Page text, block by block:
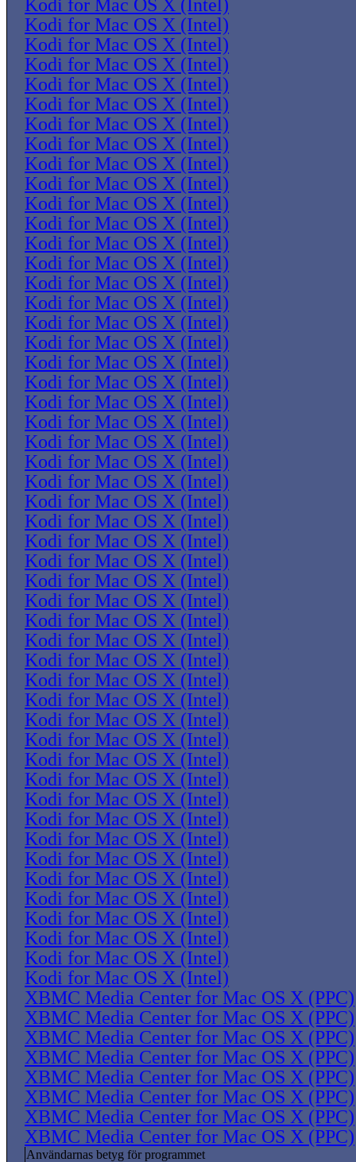
Kodi for Mac OS X (Intel)
Kodi for Mac OS X (Intel)
Kodi for Mac OS X (Intel)
Kodi for Mac OS X (Intel)
Kodi for Mac OS X (Intel)
Kodi for Mac OS X (Intel)
Kodi for Mac OS X (Intel)
Kodi for Mac OS X (Intel)
Kodi for Mac OS X (Intel)
Kodi for Mac OS X (Intel)
Kodi for Mac OS X (Intel)
Kodi for Mac OS X (Intel)
Kodi for Mac OS X (Intel)
Kodi for Mac OS X (Intel)
Kodi for Mac OS X (Intel)
Kodi for Mac OS X (Intel)
Kodi for Mac OS X (Intel)
Kodi for Mac OS X (Intel)
Kodi for Mac OS X (Intel)
Kodi for Mac OS X (Intel)
Kodi for Mac OS X (Intel)
Kodi for Mac OS X (Intel)
Kodi for Mac OS X (Intel)
Kodi for Mac OS X (Intel)
Kodi for Mac OS X (Intel)
Kodi for Mac OS X (Intel)
Kodi for Mac OS X (Intel)
Kodi for Mac OS X (Intel)
Kodi for Mac OS X (Intel)
Kodi for Mac OS X (Intel)
Kodi for Mac OS X (Intel)
Kodi for Mac OS X (Intel)
Kodi for Mac OS X (Intel)
Kodi for Mac OS X (Intel)
Kodi for Mac OS X (Intel)
Kodi for Mac OS X (Intel)
Kodi for Mac OS X (Intel)
Kodi for Mac OS X (Intel)
Kodi for Mac OS X (Intel)
Kodi for Mac OS X (Intel)
Kodi for Mac OS X (Intel)
Kodi for Mac OS X (Intel)
Kodi for Mac OS X (Intel)
Kodi for Mac OS X (Intel)
Kodi for Mac OS X (Intel)
Kodi for Mac OS X (Intel)
Kodi for Mac OS X (Intel)
Kodi for Mac OS X (Intel)
Kodi for Mac OS X (Intel)
Kodi for Mac OS X (Intel)
XBMC Media Center for Mac OS X (PPC)
XBMC Media Center for Mac OS X (PPC)
XBMC Media Center for Mac OS X (PPC)
XBMC Media Center for Mac OS X (PPC)
XBMC Media Center for Mac OS X (PPC)
XBMC Media Center for Mac OS X (PPC)
XBMC Media Center for Mac OS X (PPC)
XBMC Media Center for Mac OS X (PPC)
Användarnas betyg för programmet